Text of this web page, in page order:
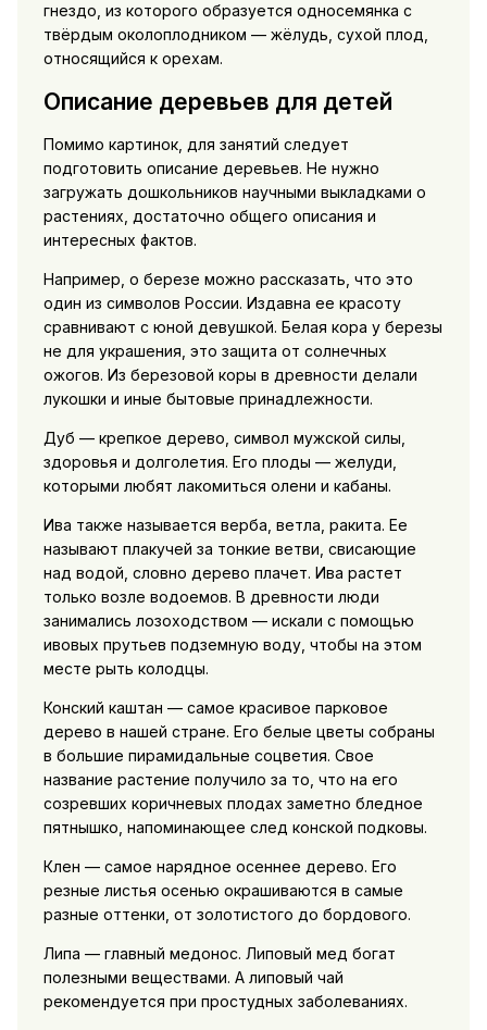
гнездо, из которого образуется односемянка с
твёрдым околоплодником — жёлудь, сухой плод,
относящийся к орехам.
Описание деревьев для детей
Помимо картинок, для занятий следует
подготовить описание деревьев. Не нужно
загружать дошкольников научными выкладками о
растениях, достаточно общего описания и
интересных фактов.
Например, о березе можно рассказать, что это
один из символов России. Издавна ее красоту
сравнивают с юной девушкой. Белая кора у березы
не для украшения, это защита от солнечных
ожогов. Из березовой коры в древности делали
лукошки и иные бытовые принадлежности.
Дуб — крепкое дерево, символ мужской силы,
здоровья и долголетия. Его плоды — желуди,
которыми любят лакомиться олени и кабаны.
Ива также называется верба, ветла, ракита. Ее
называют плакучей за тонкие ветви, свисающие
над водой, словно дерево плачет. Ива растет
только возле водоемов. В древности люди
занимались лозоходством — искали с помощью
ивовых прутьев подземную воду, чтобы на этом
месте рыть колодцы.
Конский каштан — самое красивое парковое
дерево в нашей стране. Его белые цветы собраны
в большие пирамидальные соцветия. Свое
название растение получило за то, что на его
созревших коричневых плодах заметно бледное
пятнышко, напоминающее след конской подковы.
Клен — самое нарядное осеннее дерево. Его
резные листья осенью окрашиваются в самые
разные оттенки, от золотистого до бордового.
Липа — главный медонос. Липовый мед богат
полезными веществами. А липовый чай
рекомендуется при простудных заболеваниях.